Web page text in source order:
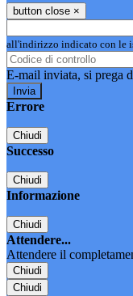
button close ×
all'indirizzo indicato con le
E-mail inviata, si prega
Errore
Chiudi
Successo
Chiudi
Informazione
Chiudi
Attendere...
Attendere il
Chiudi
Chiudi